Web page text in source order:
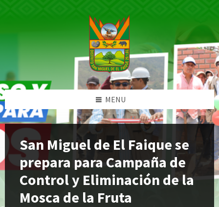
MENU
San Miguel de El Faique se
prepara para Campaña de
Control y Eliminación de la
Mosca de la Fruta